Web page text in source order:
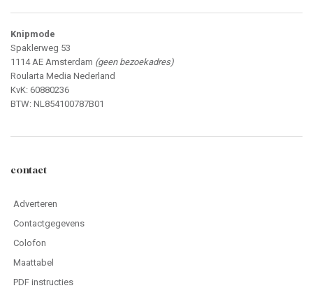
Knipmode
Spaklerweg 53
1114 AE Amsterdam (geen bezoekadres)
Roularta Media Nederland
KvK: 60880236
BTW: NL854100787B01
contact
Adverteren
Contactgegevens
Colofon
Maattabel
PDF instructies